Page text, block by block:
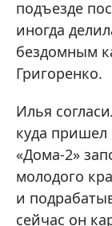
подъезде
иногда
бездомным
Григоренко.
Илья
куда
«Дома-2»
молодого
и
сейчас он